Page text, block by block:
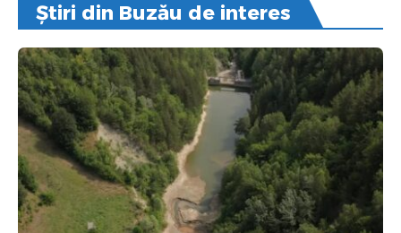
Știri din Buzău de interes